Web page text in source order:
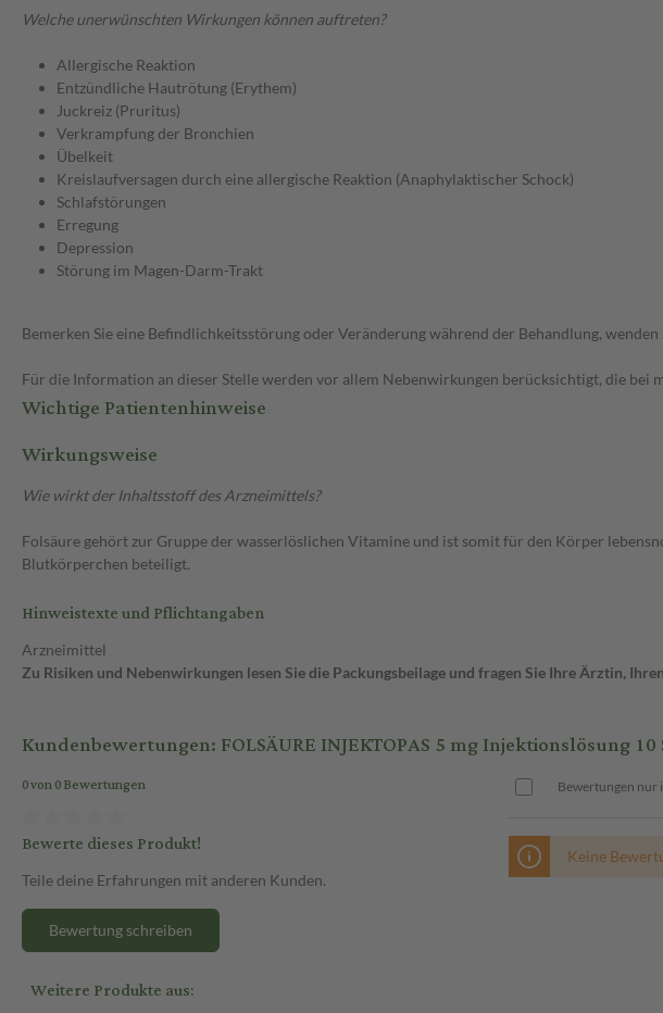
Welche unerwünschten Wirkungen können auftreten?
Allergische Reaktion
Entzündliche Hautrötung (Erythem)
Juckreiz (Pruritus)
Verkrampfung der Bronchien
Übelkeit
Kreislaufversagen durch eine allergische Reaktion (Anaphylaktischer Schock)
Schlafstörungen
Erregung
Depression
Störung im Magen-Darm-Trakt
Bemerken Sie eine Befindlichkeitsstörung oder Veränderung während der Behandlung,
Für die Information an dieser Stelle werden vor allem Nebenwirkungen berücksichtigt, die bei
Wichtige Patientenhinweise
Wirkungsweise
Wie wirkt der Inhaltsstoff des Arzneimittels?
Folsäure gehört zur Gruppe der wasserlöslichen Vitamine und ist somit für den Körper
Blutkörperchen beteiligt.
Hinweistexte und Pflichtangaben
Arzneimittel
Zu Risiken und Nebenwirkungen lesen Sie die Packungsbeilage und fragen Sie Ihre Ärztin,
Kundenbewertungen: FOLSÄURE INJEKTOPAS 5 mg Injektionslösung
0 von 0 Bewertungen
Bewerte dieses Produkt!
Teile deine Erfahrungen mit anderen Kunden.
Bewertung schreiben
Bewertungen nur
Keine
Weitere Produkte aus: